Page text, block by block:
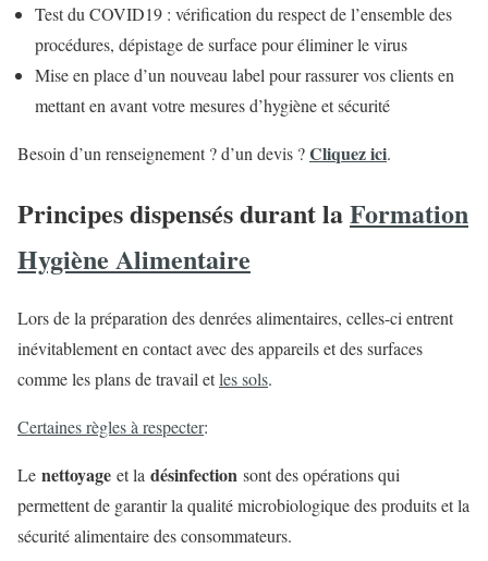
Test du COVID19 : vérification du respect de l’ensemble des
procédures, dépistage de surface pour éliminer le virus
Mise en place d’un nouveau label pour rassurer vos clients en
mettant en avant votre mesures d’hygiène et sécurité
Besoin d’un renseignement ? d’un devis ?Cliquez ici.
Principes dispensés durant laFormation
Hygiène Alimentaire
Lors de la préparation des denrées alimentaires, celles-ci entrent
inévitablement en contact avec des appareils et des surfaces
comme les plans de travail etles sols.
Certaines règles à respecter:
Le nettoyage et la désinfection sont des opérations qui
permettent de garantir la qualité microbiologique des produits et la
sécurité alimentaire des consommateurs.